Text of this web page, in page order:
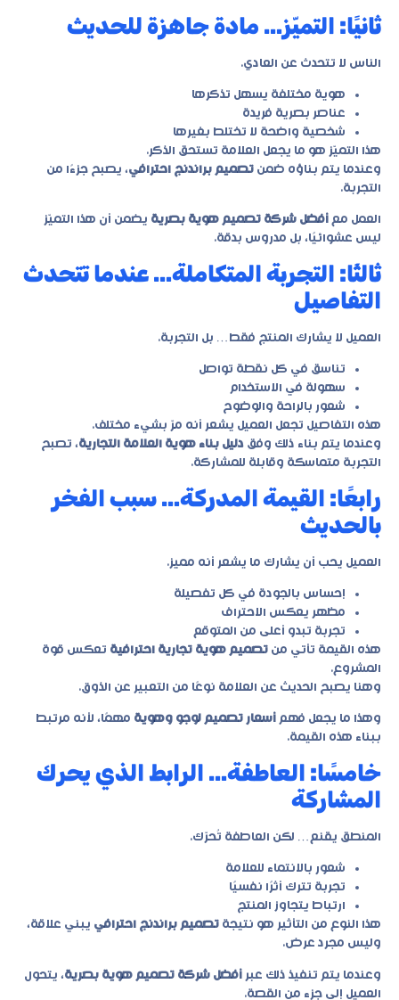
ثانيًا: التميّز… مادة جاهزة للحديث
الناس لا تتحدث عن العادي.
هوية مختلفة يسهل تذكرها
عناصر بصرية فريدة
شخصية واضحة لا تختلط بغيرها
هذا التميّز هو ما يجعل العلامة تستحق الذكر.
وعندما يتم بناؤه ضمن تصميم براندنج احترافي، يصبح جزءًا من
التجربة.
العمل مع أفضل شركة تصميم هوية بصرية يضمن أن هذا التميّز
ليس عشوائيًا، بل مدروس بدقة.
ثالثًا: التجربة المتكاملة… عندما تتحدث
التفاصيل
العميل لا يشارك المنتج فقط… بل التجربة.
تناسق في كل نقطة تواصل
سهولة في الاستخدام
شعور بالراحة والوضوح
هذه التفاصيل تجعل العميل يشعر أنه مرّ بشيء مختلف.
وعندما يتم بناء ذلك وفق دليل بناء هوية العلامة التجارية، تصبح
التجربة متماسكة وقابلة للمشاركة.
رابعًا: القيمة المدركة… سبب الفخر
بالحديث
العميل يحب أن يشارك ما يشعر أنه مميز.
إحساس بالجودة في كل تفصيلة
مظهر يعكس الاحتراف
تجربة تبدو أعلى من المتوقع
هذه القيمة تأتي من تصميم هوية تجارية احترافية تعكس قوة
المشروع.
وهنا يصبح الحديث عن العلامة نوعًا من التعبير عن الذوق.
وهذا ما يجعل فهم أسعار تصميم لوجو وهوية مهمًا، لأنه مرتبط
ببناء هذه القيمة.
خامسًا: العاطفة… الرابط الذي يحرك
المشاركة
المنطق يقنع… لكن العاطفة تُحرّك.
شعور بالانتماء للعلامة
تجربة تترك أثرًا نفسيًا
ارتباط يتجاوز المنتج
هذا النوع من التأثير هو نتيجة تصميم براندنج احترافي يبني علاقة،
وليس مجرد عرض.
وعندما يتم تنفيذ ذلك عبر أفضل شركة تصميم هوية بصرية، يتحول
العميل إلى جزء من القصة.